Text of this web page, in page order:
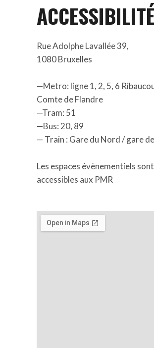
ACCESSIBILITÉ
Rue Adolphe Lavallée 39,
1080 Bruxelles
—Metro: ligne 1, 2, 5, 6
Comte de Flandre
—Tram: 51
—Bus: 20, 89
— Train : Gare du Nord / gare
Les espaces évènementiels sont
accessibles aux PMR